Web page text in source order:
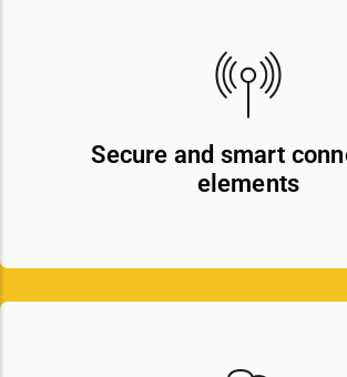
Secure and smart
elements